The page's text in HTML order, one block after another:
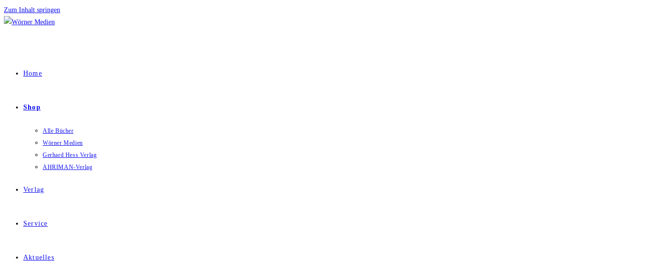
Zum Inhalt springen
Home
Shop
Alle Bücher
Wörner Medien
Gerhard Hess Verlag
AHRIMAN-Verlag
Verlag
Service
Aktuelles